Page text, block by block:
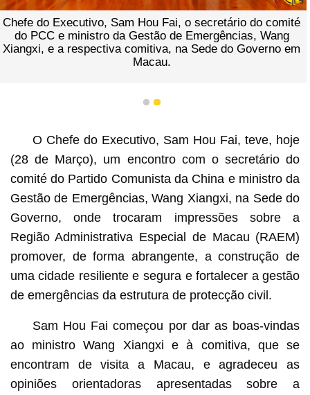
Chefe do Executivo, Sam Hou Fai, o secretário do comité
do PCC e ministro da Gestão de Emergências, Wang
Xiangxi, e a respectiva comitiva, na Sede do Governo em
Macau.
1 2
O Chefe do Executivo, Sam Hou Fai, teve, hoje
(28 de Março), um encontro com o secretário do
comité do Partido Comunista da China e ministro da
Gestão de Emergências, Wang Xiangxi, na Sede do
Governo, onde trocaram impressões sobre a
Região Administrativa Especial de Macau (RAEM)
promover, de forma abrangente, a construção de
uma cidade resiliente e segura e fortalecer a gestão
de emergências da estrutura de protecção civil.
Sam Hou Fai começou por dar as boas-vindas
ao ministro Wang Xiangxi e à comitiva, que se
encontram de visita a Macau, e agradeceu as
opiniões orientadoras apresentadas sobre a